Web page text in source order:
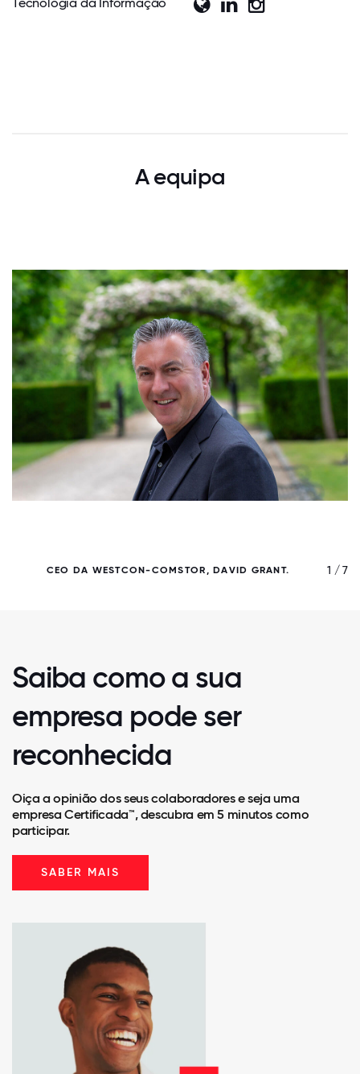
Tecnologia da Informação
A equipa
CEO DA WESTCON-COMSTOR, DAVID GRANT. 1 / 7
Saiba como a sua
empresa pode ser
reconhecida
Oiça a opinião dos seus colaboradores e seja uma
empresa Certificada™, descubra em 5 minutos como
participar.
SABER MAIS